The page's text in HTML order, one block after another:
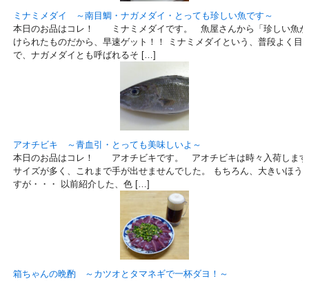
ミナミメダイ ～南目鯛・ナガメダイ・とっても珍しい魚です～
本日のお品はコレ！ ミナミメダイです。 魚屋さんから「珍しい魚が
けられたものだから、早速ゲット！！ ミナミメダイという、普段よく目
で、ナガメダイとも呼ばれるそ […]
アオチビキ ～青血引・とっても美味しいよ～
本日のお品はコレ！ アオチビキです。 アオチビキは時々入荷します
サイズが多く、これまで手が出せませんでした。 もちろん、大きいほう
すが・・・ 以前紹介した、色 […]
箱ちゃんの晩酌 ～カツオとタマネギで一杯ダヨ！～